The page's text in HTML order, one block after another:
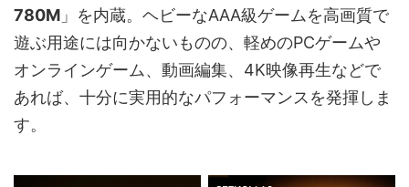
ィ
FTPM 2.0
バッテリー RTCコインバッテリー
電源アダプ
ター
19V / 6.32A
780M 」を内蔵。ヘビーなAAA級ゲームを高画質で
遊ぶ用途には向かないものの、軽めのPCゲームや
オンラインゲーム、動画編集、4K映像再生などで
あれば、十分に実用的なパフォーマンスを発揮しま
す。